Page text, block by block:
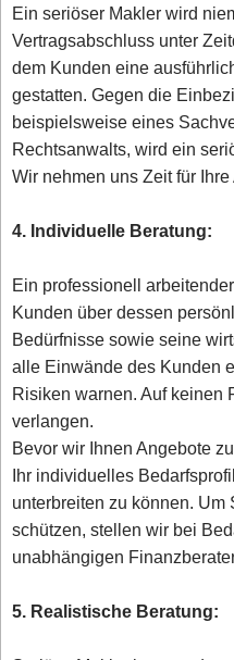
Ein seriöser Makler wird
Vertragsabschluss unter
dem Kunden eine
gestatten. Gegen die
beispielsweise eines
Rechtsanwalts, wird ein
Wir nehmen uns Zeit für
4. Individuelle Beratung:
Ein professionell
Kunden über dessen
Bedürfnisse sowie seine
alle Einwände des Kunden
Risiken warnen. Auf keinen
verlangen.
Bevor wir Ihnen Angebote
Ihr individuelles
unterbreiten zu können.
schützen, stellen wir bei
unabhängigen
5. Realistische Beratung: